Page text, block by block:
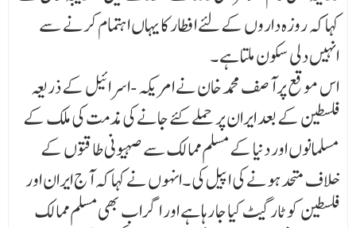
کہا کہ روزہ داروں کے لئے افطار کایہاں اہتمام کرنے سے
انہیں دلی سکون ملتا ہے ۔
اس موقع پر آصف محمد خان نے امریکہ -اسرائیل کے ذریعہ
فلسطین کے بعد ایران پر حملے کئے جانے کی مذمت کی ملک کے
مسلمانوں اور دنیا کے مسلم ممالک سے صہیونی طاقتوں کے
خلاف متحدہونے کی اپیل کی ۔انہوں نے کہا کہ آج ایران اور
فلسطین کو ٹارگیٹ کیا جا رہا ہے اور اگر اب بھی مسلم ممالک